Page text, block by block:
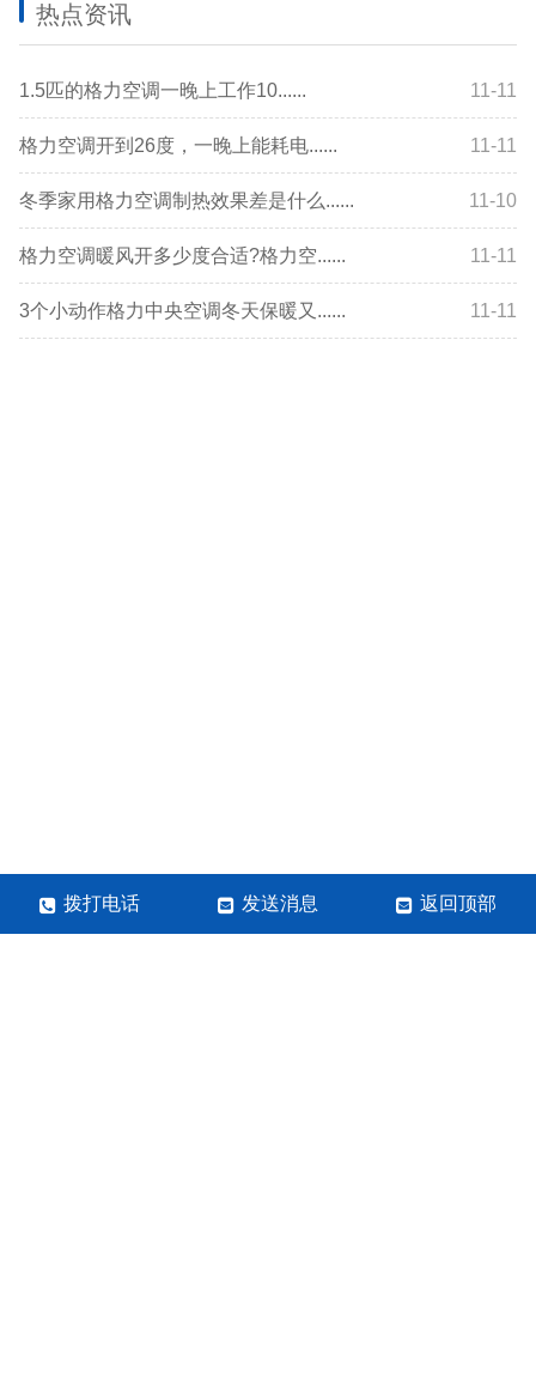
热点资讯
11-11
1.5匹的格力空调一晚上工作10......
11-11
格力空调开到26度，一晚上能耗电......
11-10
冬季家用格力空调制热效果差是什么......
11-11
格力空调暖风开多少度合适?格力空......
11-11
3个小动作格力中央空调冬天保暖又......
拨打电话 发送消息 返回顶部